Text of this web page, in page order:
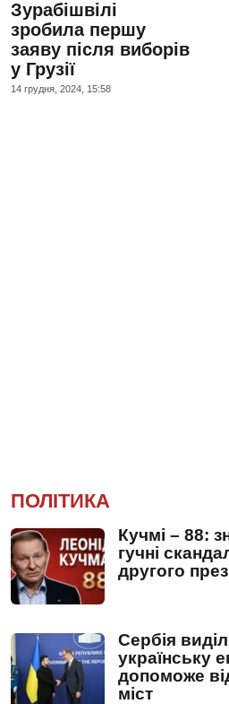
Зурабішвілі
зробила першу
заяву після виборів
у Грузії
14 грудня, 2024, 15:58
ПОЛІТИКА
Кучмі – 88:
гучні
другого
Сербія
українську
допоможе
міст